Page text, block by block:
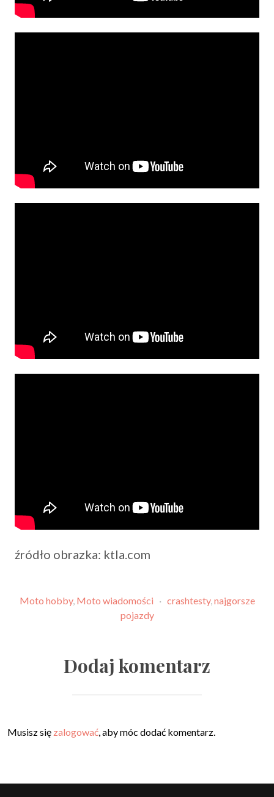
źródło obrazka: ktla.com
Moto hobby, Moto wiadomości · crashtesty, najgorsze
pojazdy
Dodaj komentarz
Musisz się zalogować , aby móc dodać komentarz.